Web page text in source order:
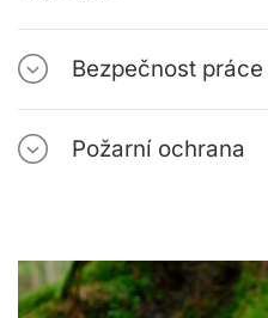
Bezpečnost práce
Požarní ochrana